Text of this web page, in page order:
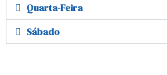
Quarta-Feira
Sábado